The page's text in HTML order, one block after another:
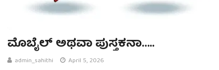
ಮೊಬೈಲ್ ಅಥವಾ ಪುಸ್ತಕನಾ…..
admin_sahithi April 5, 2026